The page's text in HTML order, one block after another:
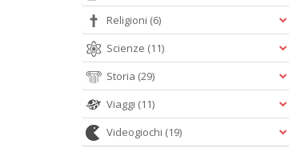
Religioni (6)
Scienze (11)
Storia (29)
Viaggi (11)
Videogiochi (19)